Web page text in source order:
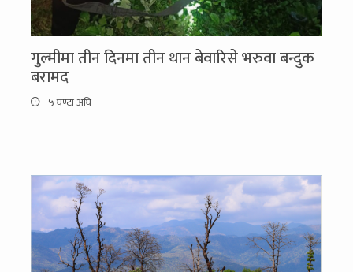
गुल्मीमा तीन दिनमा तीन थान बेवारिसे भरुवा बन्दुक
बरामद
५ घण्टा अघि